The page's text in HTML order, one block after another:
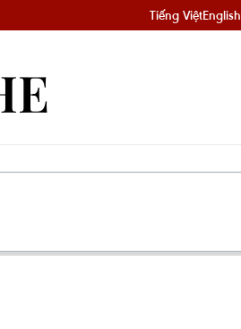
Tiếng ViệtEnglish